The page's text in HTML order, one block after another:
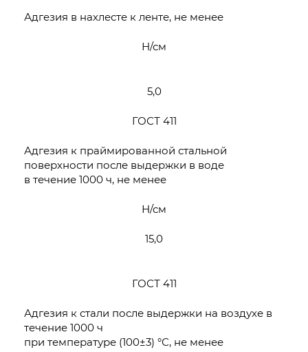
Адгезия в нахлесте к ленте, не менее
Н/см
5,0
ГОСТ 411
Адгезия к праймированной стальной
поверхности после выдержки в воде
в течение 1000 ч, не менее
Н/см
15,0
ГОСТ 411
Адгезия к стали после выдержки на воздухе в
течение 1000 ч
при температуре (100±3) °С, не менее